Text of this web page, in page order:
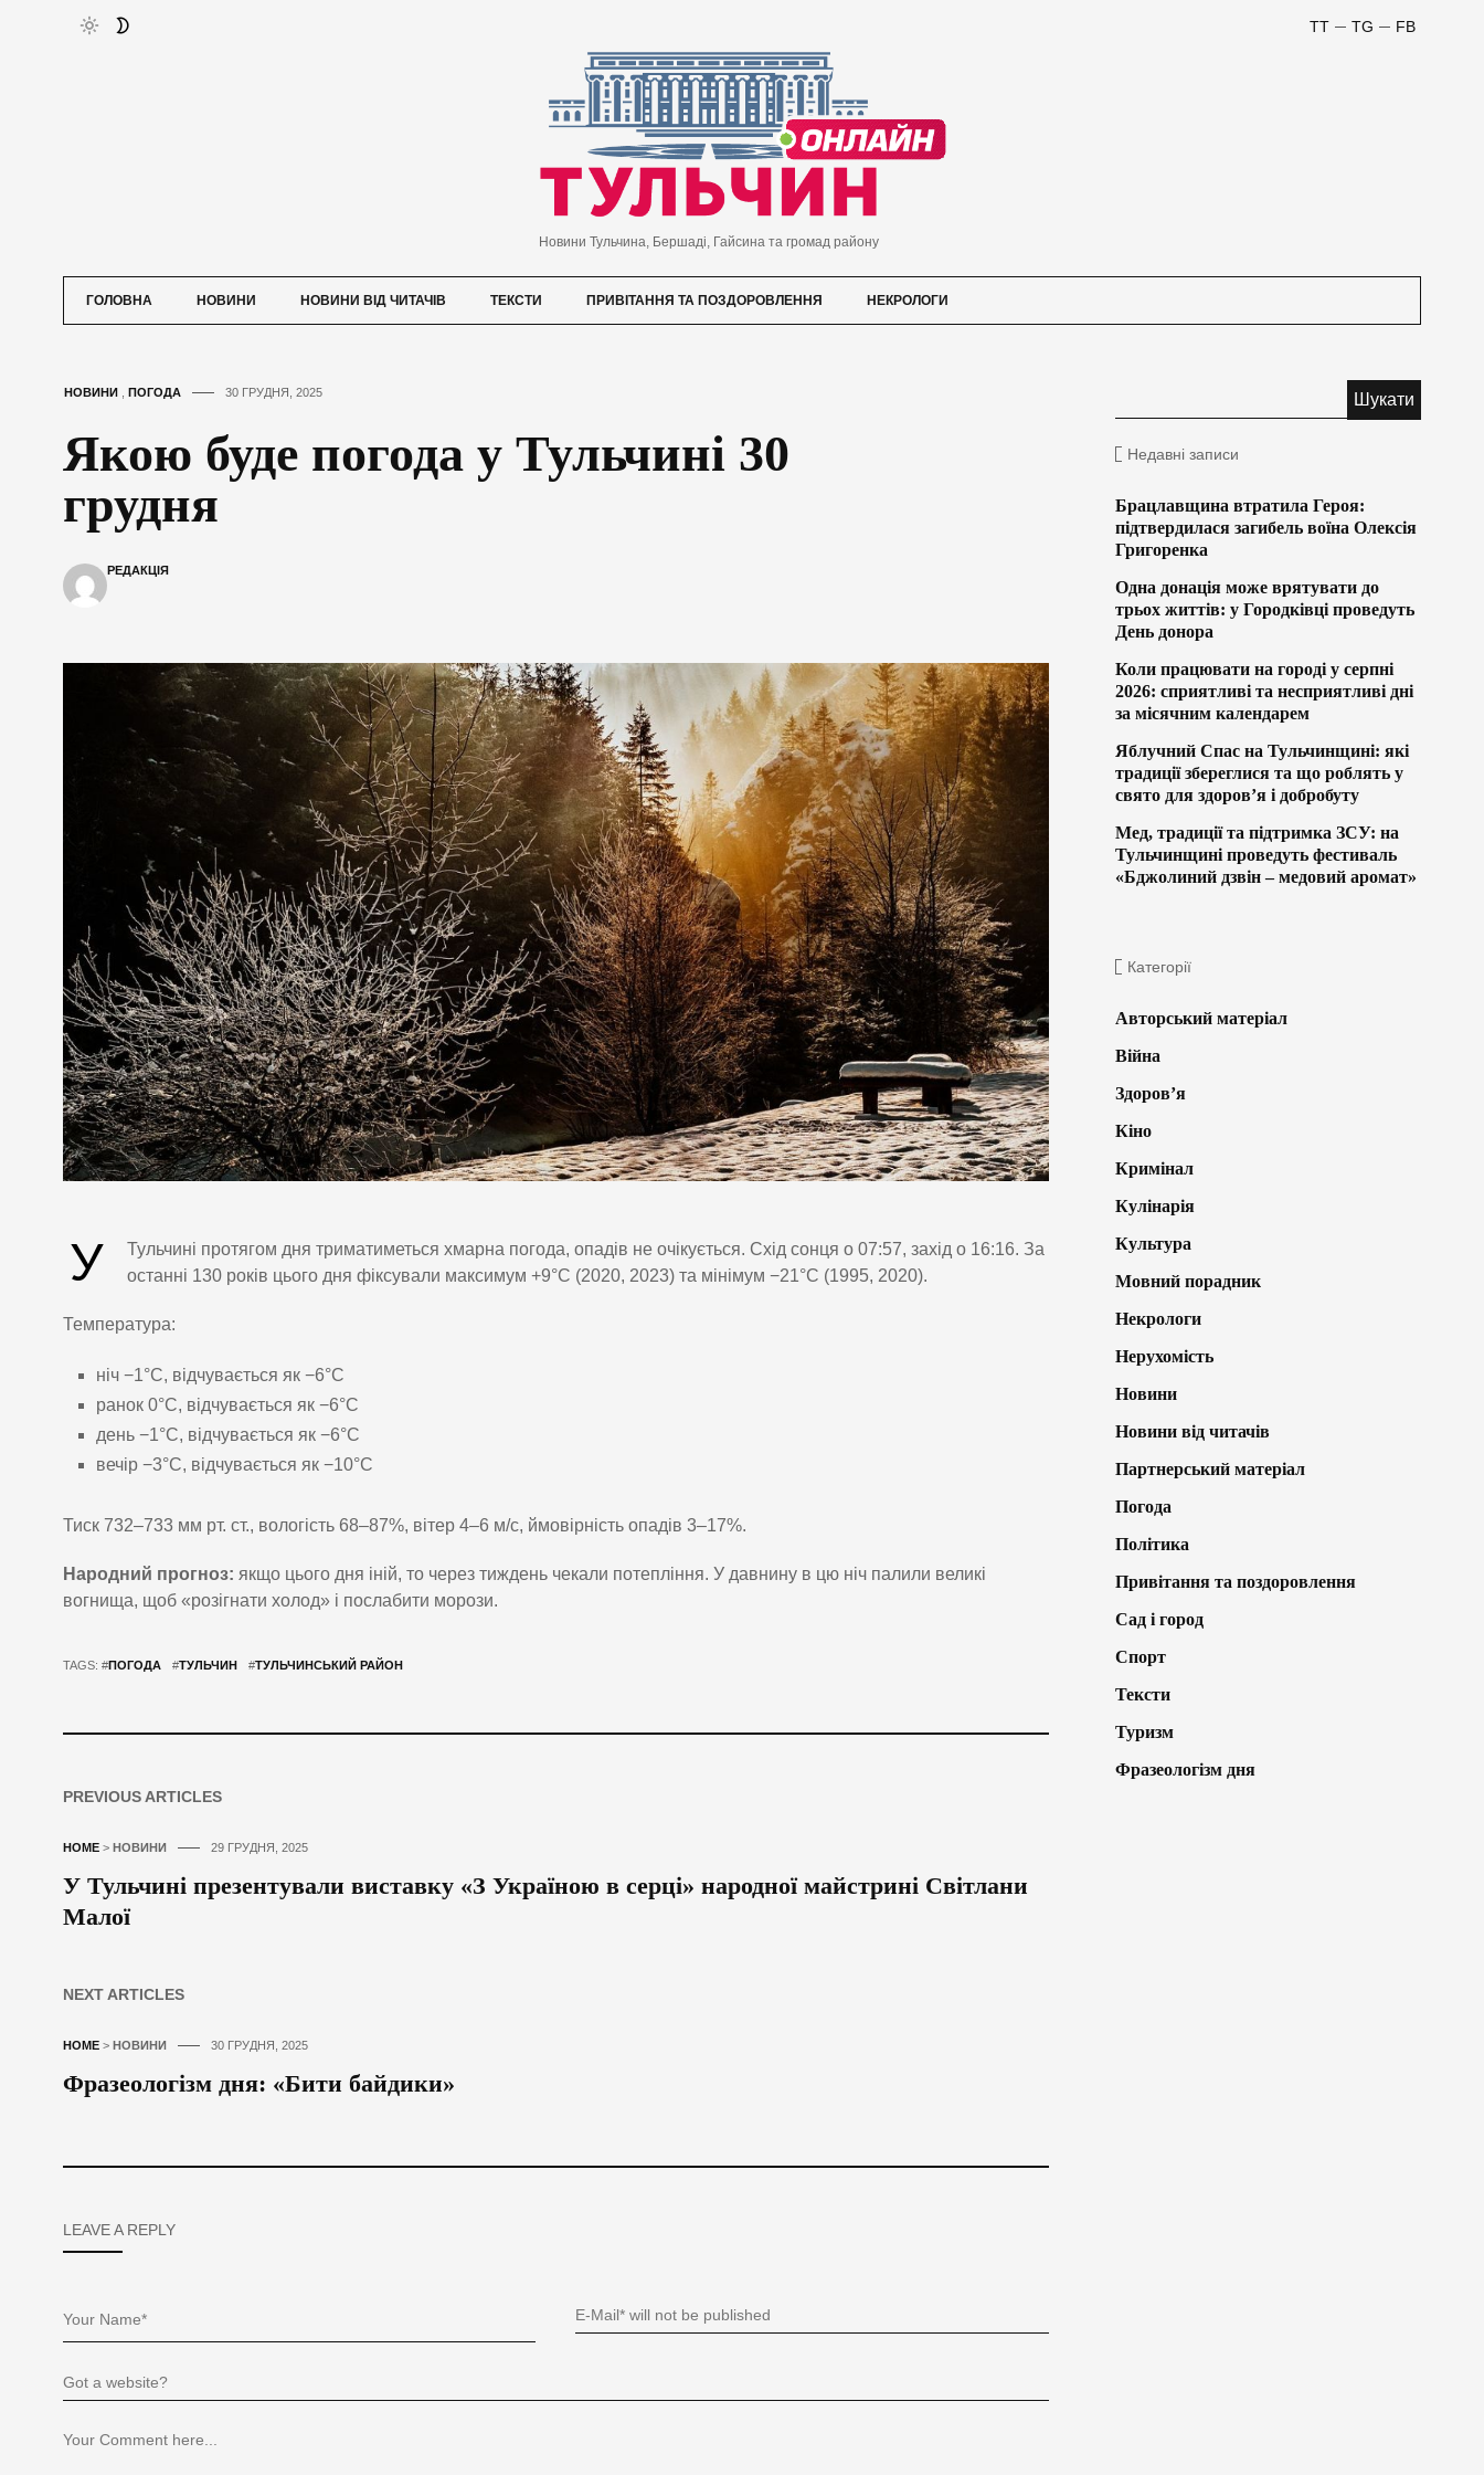
FB
TG
TT
Новини Тульчина, Бершаді, Гайсина та громад району
ГОЛОВНА НОВИНИ НОВИНИ ВІД ЧИТАЧІВ ТЕКСТИ ПРИВІТАННЯ ТА ПОЗДОРОВЛЕННЯ НЕКРОЛОГИ
НОВИНИ ПОГОДА 30 ГРУДНЯ, 2025
Якою буде погода у Тульчині 30
грудня
РЕДАКЦІЯ
У
Тульчині протягом дня триматиметься хмарна погода, опадів не очікується. Схід сонця о 07:57, захід о 16:16. За
останні 130 років цього дня фіксували максимум +9°C (2020, 2023) та мінімум −21°C (1995, 2020).
Температура:
ніч −1°C, відчувається як −6°C
ранок 0°C, відчувається як −6°C
день −1°C, відчувається як −6°C
вечір −3°C, відчувається як −10°C
Тиск 732–733 мм рт. ст., вологість 68–87%, вітер 4–6 м/с, ймовірність опадів 3–17%.
Народний прогноз: якщо цього дня іній, то через тиждень чекали потепління. У давнину в цю ніч палили великі
вогнища, щоб «розігнати холод» і послабити морози.
TAGS: #ПОГОДА #ТУЛЬЧИН #ТУЛЬЧИНСЬКИЙ РАЙОН
PREVIOUS ARTICLES
HOME > НОВИНИ 29 ГРУДНЯ, 2025
У Тульчині презентували виставку «З Україною в серці» народної майстрині Світлани
Малої
NEXT ARTICLES
HOME > НОВИНИ 30 ГРУДНЯ, 2025
Фразеологізм дня: «Бити байдики»
LEAVE A REPLY
Недавні записи
Брацлавщина втратила Героя:
підтвердилася загибель воїна Олексія
Григоренка
Одна донація може врятувати до
трьох життів: у Городківці проведуть
День донора
Коли працювати на городі у серпні
2026: сприятливі та несприятливі дні
за місячним календарем
Яблучний Спас на Тульчинщині: які
традиції збереглися та що роблять у
свято для здоров’я і добробуту
Мед, традиції та підтримка ЗСУ: на
Тульчинщині проведуть фестиваль
«Бджолиний дзвін – медовий аромат»
Категорії
Авторський матеріал
Війна
Здоров’я
Кіно
Кримінал
Кулінарія
Культура
Мовний порадник
Некрологи
Нерухомість
Новини
Новини від читачів
Партнерський матеріал
Погода
Політика
Привітання та поздоровлення
Сад і город
Спорт
Тексти
Туризм
Фразеологізм дня